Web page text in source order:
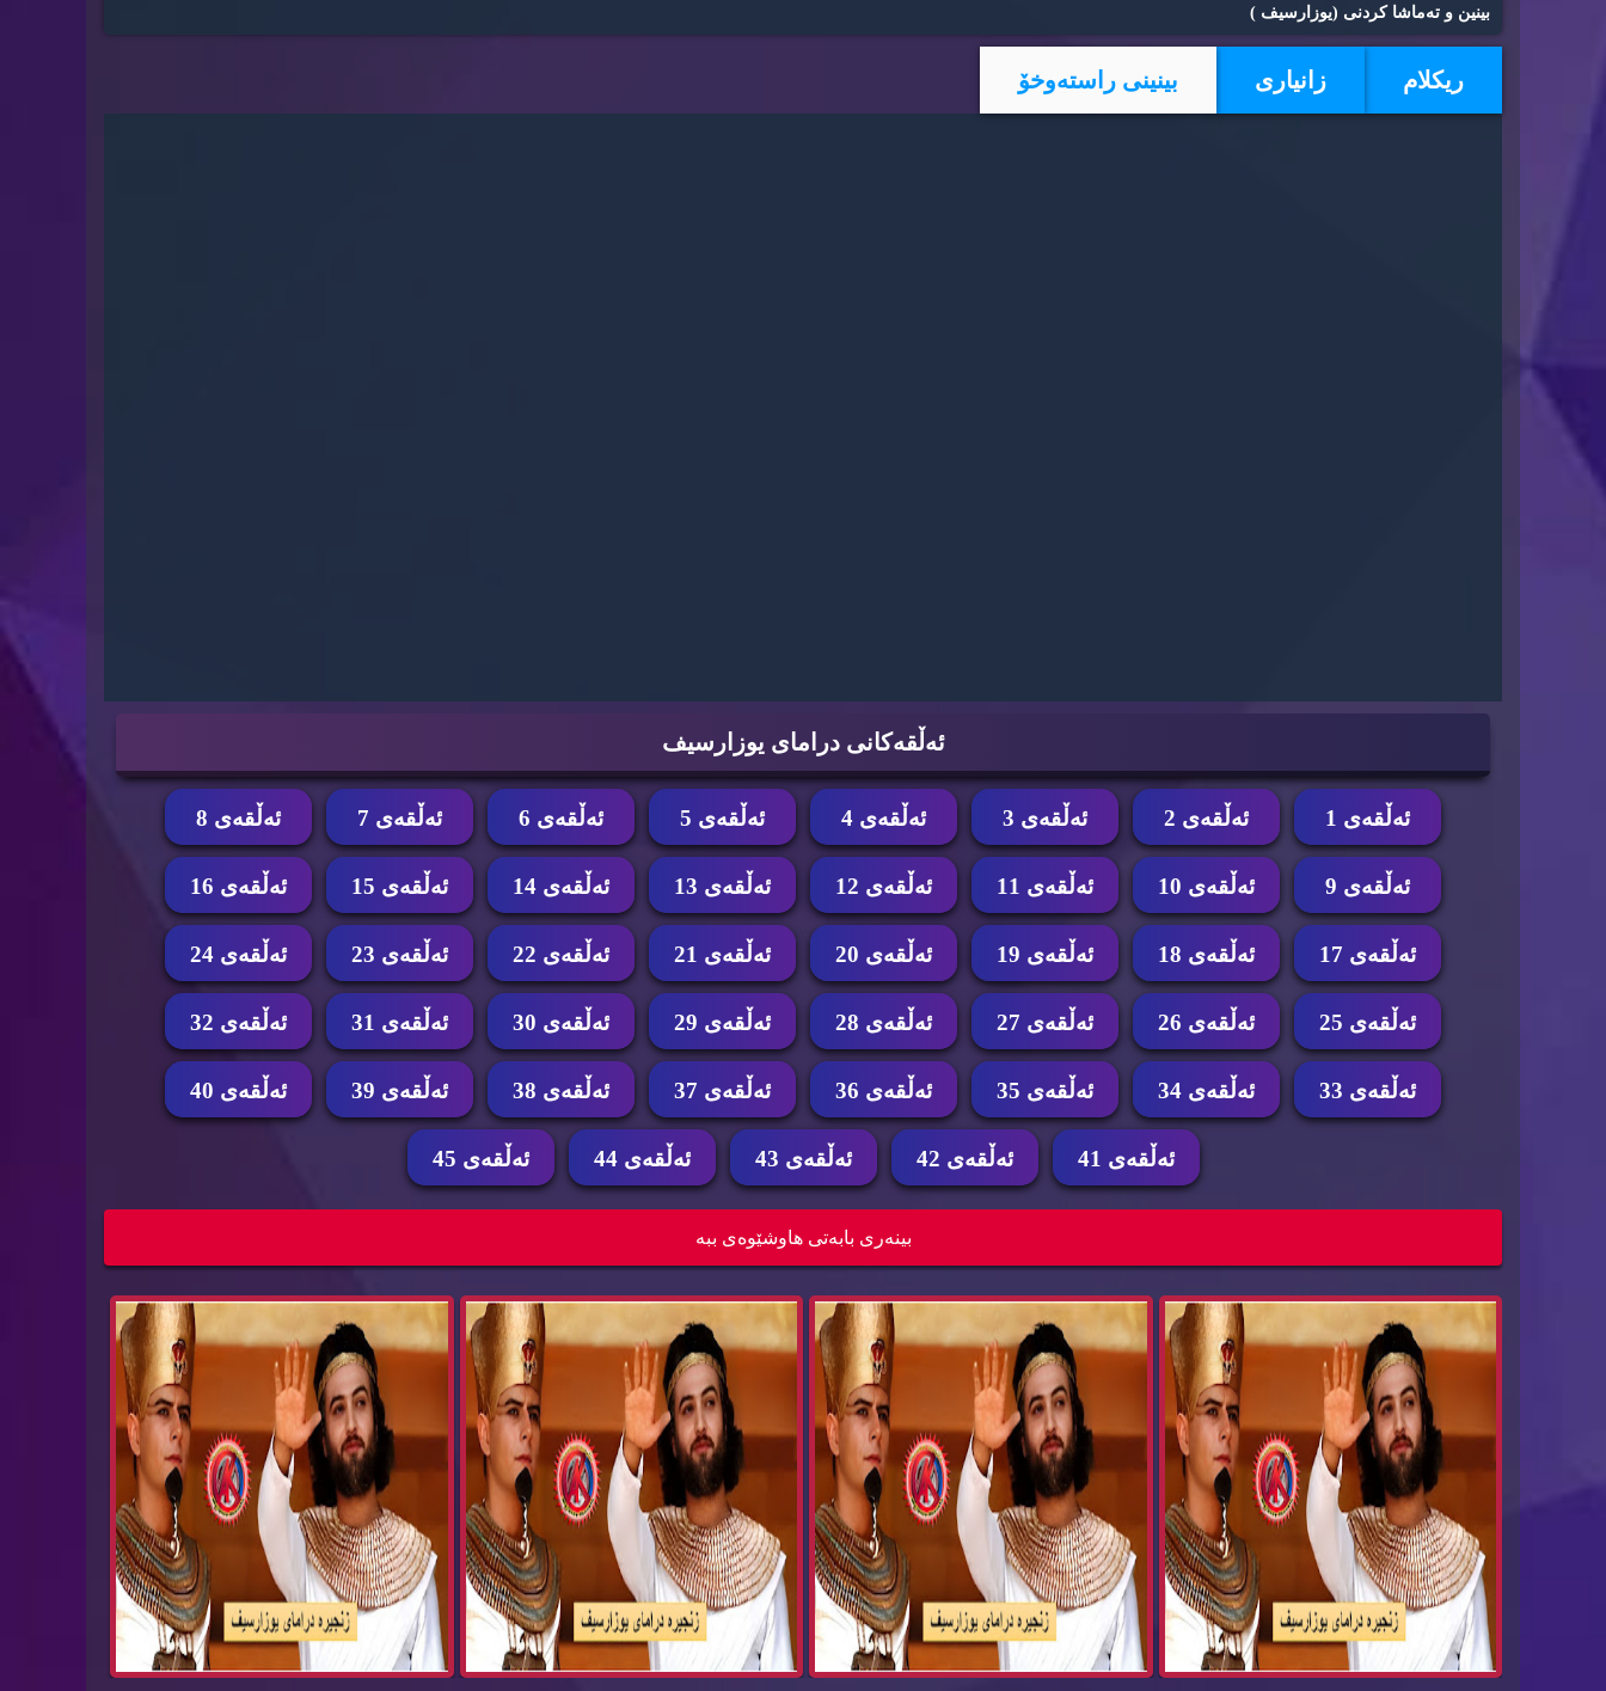
بینین و ته‌ماشا كردنی (یوزارسیف )
ریكلام زانیاری بینینی راسته‌وخۆ
ئه‌ڵقه‌كانی درامای یوزارسیف
ئه‌ڵقه‌ی 1 ئه‌ڵقه‌ی 2 ئه‌ڵقه‌ی 3 ئه‌ڵقه‌ی 4 ئه‌ڵقه‌ی 5 ئه‌ڵقه‌ی 6 ئه‌ڵقه‌ی 7 ئه‌ڵقه‌ی 8
ئه‌ڵقه‌ی 9 ئه‌ڵقه‌ی 10 ئه‌ڵقه‌ی 11 ئه‌ڵقه‌ی 12 ئه‌ڵقه‌ی 13 ئه‌ڵقه‌ی 14 ئه‌ڵقه‌ی 15 ئه‌ڵقه‌ی 16
ئه‌ڵقه‌ی 17 ئه‌ڵقه‌ی 18 ئه‌ڵقه‌ی 19 ئه‌ڵقه‌ی 20 ئه‌ڵقه‌ی 21 ئه‌ڵقه‌ی 22 ئه‌ڵقه‌ی 23 ئه‌ڵقه‌ی 24
ئه‌ڵقه‌ی 25 ئه‌ڵقه‌ی 26 ئه‌ڵقه‌ی 27 ئه‌ڵقه‌ی 28 ئه‌ڵقه‌ی 29 ئه‌ڵقه‌ی 30 ئه‌ڵقه‌ی 31 ئه‌ڵقه‌ی 32
ئه‌ڵقه‌ی 33 ئه‌ڵقه‌ی 34 ئه‌ڵقه‌ی 35 ئه‌ڵقه‌ی 36 ئه‌ڵقه‌ی 37 ئه‌ڵقه‌ی 38 ئه‌ڵقه‌ی 39 ئه‌ڵقه‌ی 40
ئه‌ڵقه‌ی 41 ئه‌ڵقه‌ی 42 ئه‌ڵقه‌ی 43 ئه‌ڵقه‌ی 44 ئه‌ڵقه‌ی 45
بینه‌ری بابه‌تی هاوشێوه‌ی ببه‌
زنجیرە درامای یوزارسیف یوسف پێغەمبەر
زنجیرە درامای یوزارسیف یوسف پێغەمبەر
زنجیرە درامای یوزارسیف یوسف پێغەمبەر
زنجیرە درامای یوزارسیف یوسف پێغەمبەر